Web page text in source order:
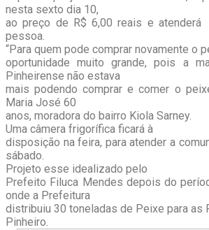
nesta sexto dia 10,
ao preço de R$ 6,00 reais e
pessoa.
“Para quem pode comprar novamente o
oportunidade muito grande, pois a
Pinheirense não estava
mais podendo comprar e comer o
Maria José 60
anos, moradora do bairro Kiola Sarney.
Uma câmera frigorífica ficará à
disposição na feira, para atender a
sábado.
Projeto esse idealizado pelo
Prefeito Filuca Mendes depois do
onde a Prefeitura
distribuiu 30 toneladas de Peixe para as
Pinheiro.